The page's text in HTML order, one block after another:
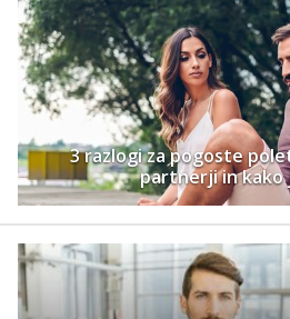
3 razlogi za pogoste
partnerji in kako